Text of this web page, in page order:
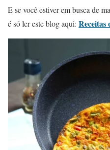
E se você estiver em busca de
é só ler este blog aqui: Receitas